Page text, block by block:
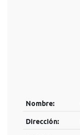
Nombre:
Dirección: